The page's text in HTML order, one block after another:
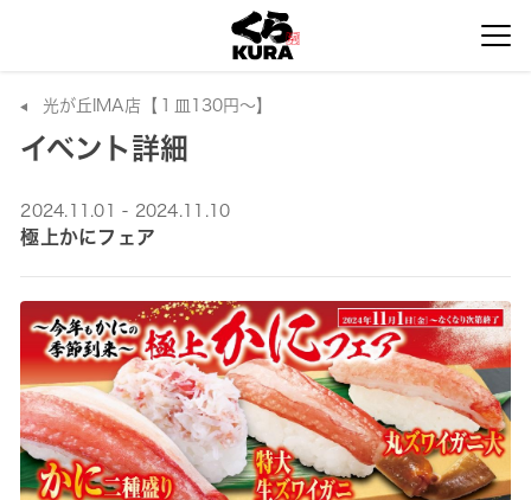
光が丘IMA店【１皿130円～】
イベント詳細
2024.11.01 - 2024.11.10
極上かにフェア